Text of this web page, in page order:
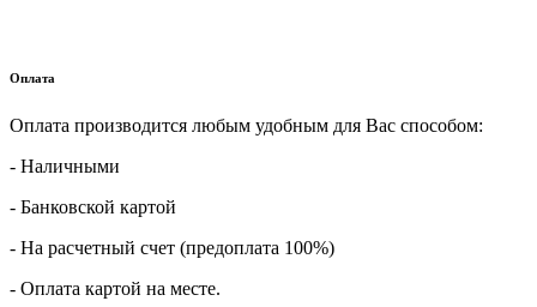
Оплата
Оплата производится любым удобным для Вас способом:
- Наличными
- Банковской картой
- На расчетный счет (предоплата 100%)
- Оплата картой на месте.